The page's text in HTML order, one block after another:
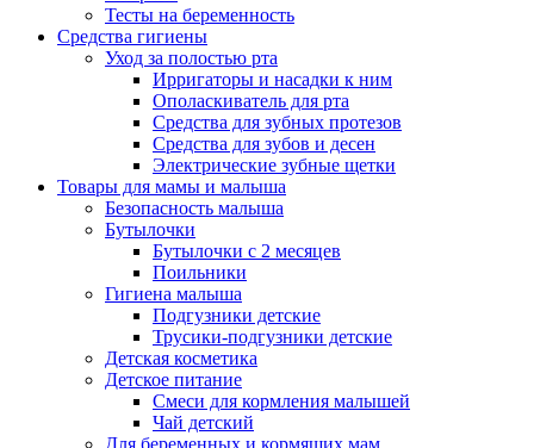
Тесты на беременность
Средства гигиены
Уход за полостью рта
Ирригаторы и насадки к ним
Ополаскиватель для рта
Средства для зубных протезов
Средства для зубов и десен
Электрические зубные щетки
Товары для мамы и малыша
Безопасность малыша
Бутылочки
Бутылочки с 2 месяцев
Поильники
Гигиена малыша
Подгузники детские
Трусики-подгузники детские
Детская косметика
Детское питание
Смеси для кормления малышей
Чай детский
Для беременных и кормящих мам